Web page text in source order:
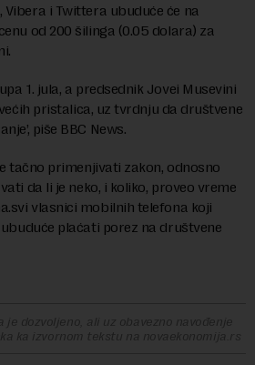
Vibera i Twittera ubuduće će na
od 200 šilinga (0.05 dolara) za
1. jula, a predsednik Jovei Musevini
pristalica, uz tvrdnju da društvene
piše BBC News.
tačno primenjivati zakon, odnosno
da li je neko, i koliko, proveo vreme
vlasnici mobilnih telefona koji
plaćati porez na društvene
je dozvoljeno, ali uz obavezno navođenje
ka izvornom tekstu na novaekonomija.rs